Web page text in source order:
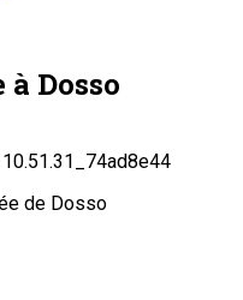
à Dosso
de Dosso